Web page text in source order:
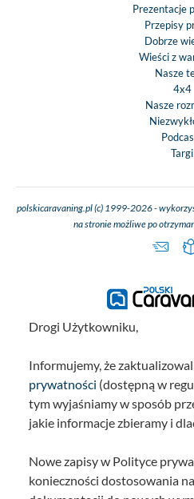
Prezentacje
Przepisy
Dobrze
Wieści z
Nasze
4x4
Nasze
Targi
polskicaravaning.pl (c) 1999-2026 -
na stronie możliwe po
Drogi Użytkowniku,
Informujemy, że
prywatności (dostępną w
tym wyjaśniamy w sposób
jakie informacje zbieramy i
Nowe zapisy w Polityce
konieczności dostosowania